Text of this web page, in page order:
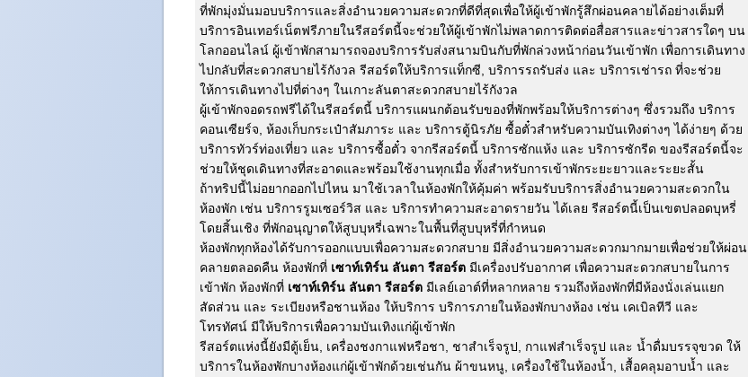
ที่พักมุ่งมั่นมอบบริการและสิ่งอำนวยความสะดวกที่ดีที่สุดเพื่อให้ผู้เข้าพักรู้สึกผ่อนคลายได้อย่างเต็มที่
บริการอินเทอร์เน็ตฟรีภายในรีสอร์ตนี้จะช่วยให้ผู้เข้าพักไม่พลาดการติดต่อสื่อสารและข่าวสารใดๆ บน
โลกออนไลน์ ผู้เข้าพักสามารถจองบริการรับส่งสนามบินกับที่พักล่วงหน้าก่อนวันเข้าพัก เพื่อการเดินทาง
ไปกลับที่สะดวกสบายไร้กังวล รีสอร์ตให้บริการแท็กซี, บริการรถรับส่ง และ บริการเช่ารถ ที่จะช่วย
ให้การเดินทางไปที่ต่างๆ ในเกาะลันตาสะดวกสบายไร้กังวล
ผู้เข้าพักจอดรถฟรีได้ในรีสอร์ตนี้ บริการแผนกต้อนรับของที่พักพร้อมให้บริการต่างๆ ซึ่งรวมถึง บริการ
คอนเซียร์จ, ห้องเก็บกระเป๋าสัมภาระ และ บริการตู้นิรภัย ซื้อตั๋วสำหรับความบันเทิงต่างๆ ได้ง่ายๆ ด้วย
บริการทัวร์ท่องเที่ยว และ บริการซื้อตั๋ว จากรีสอร์ตนี้ บริการซักแห้ง และ บริการซักรีด ของรีสอร์ตนี้จะ
ช่วยให้ชุดเดินทางที่สะอาดและพร้อมใช้งานทุกเมื่อ ทั้งสำหรับการเข้าพักระยะยาวและระยะสั้น
ถ้าทริปนี้ไม่อยากออกไปไหน มาใช้เวลาในห้องพักให้คุ้มค่า พร้อมรับบริการสิ่งอำนวยความสะดวกใน
ห้องพัก เช่น บริการรูมเซอร์วิส และ บริการทำความสะอาดรายวัน ได้เลย รีสอร์ตนี้เป็นเขตปลอดบุหรี่
โดยสิ้นเชิง ที่พักอนุญาตให้สูบบุหรี่เฉพาะในพื้นที่สูบบุหรี่ที่กำหนด
ห้องพักทุกห้องได้รับการออกแบบเพื่อความสะดวกสบาย มีสิ่งอำนวยความสะดวกมากมายเพื่อช่วยให้ผ่อน
คลายตลอดคืน ห้องพักที่ เซาท์เทิร์น ลันตา รีสอร์ต มีเครื่องปรับอากาศ เพื่อความสะดวกสบายในการ
เข้าพัก ห้องพักที่ เซาท์เทิร์น ลันตา รีสอร์ต มีเลย์เอาต์ที่หลากหลาย รวมถึงห้องพักที่มีห้องนั่งเล่นแยก
สัดส่วน และ ระเบียงหรือชานห้อง ให้บริการ บริการภายในห้องพักบางห้อง เช่น เคเบิลทีวี และ
โทรทัศน์ มีให้บริการเพื่อความบันเทิงแก่ผู้เข้าพัก
รีสอร์ตแห่งนี้ยังมีตู้เย็น, เครื่องชงกาแฟหรือชา, ชาสำเร็จรูป, กาแฟสำเร็จรูป และ น้ำดื่มบรรจุขวด ให้
บริการในห้องพักบางห้องแก่ผู้เข้าพักด้วยเช่นกัน ผ้าขนหนู, เครื่องใช้ในห้องน้ำ, เสื้อคลุมอาบน้ำ และ